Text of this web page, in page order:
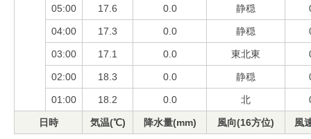
05:00 17.6 0.0 静穏
04:00 17.3 0.0 静穏
03:00 17.1 0.0 東北東
02:00 18.3 0.0 静穏
01:00 18.2 0.0 北
日時 気温(℃) 降水量(mm) 風向(16方位) 風